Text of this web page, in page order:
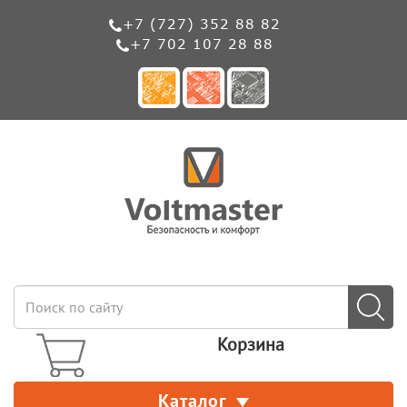
+7 (727) 352 88 82
+7 702 107 28 88
Корзина
Каталог